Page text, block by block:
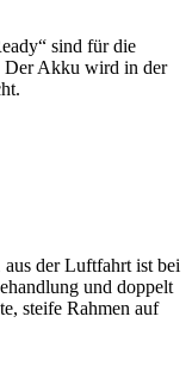
sind für die
Der Akku wird in der
der Luftfahrt ist bei
und doppelt
steife Rahmen auf